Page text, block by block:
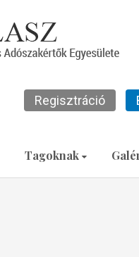
Regisztráció
Tagoknak